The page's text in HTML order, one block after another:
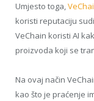
Umjesto toga,
koristi reputaciju
VeChain koristi AI
proizvoda koji se
Na ovaj način
kao što je praćenje